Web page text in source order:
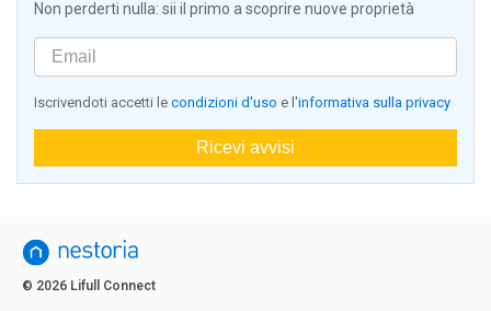
Non perderti nulla: sii il primo a scoprire nuove proprietà
Iscrivendoti accetti le condizioni d'uso e l'informativa sulla privacy
Ricevi avvisi
© 2026 Lifull Connect